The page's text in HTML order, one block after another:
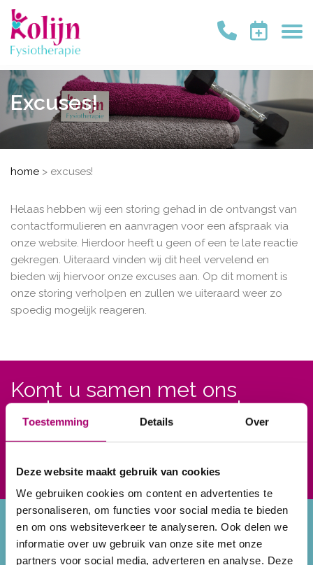
Toestemming Details Over
Deze website maakt gebruik van cookies
We gebruiken cookies om content en advertenties te
personaliseren, om functies voor social media te bieden
en om ons websiteverkeer te analyseren. Ook delen we
informatie over uw gebruik van onze site met onze
partners voor social media, adverteren en analyse. Deze
Excuses!
home > excuses!
Helaas hebben wij een storing gehad in de ontvangst van
contactformulieren en aanvragen voor een afspraak via
onze website. Hierdoor heeft u geen of een te late reactie
gekregen. Uiteraard vinden wij dit heel vervelend en
bieden wij hiervoor onze excuses aan. Op dit moment is
onze storing verholpen en zullen we uiteraard weer zo
spoedig mogelijk reageren.
Komt u samen met ons
werken aan een gezond
herstel?
Afspraak
Programma’s
Claudicatio
(Etalagebenen)